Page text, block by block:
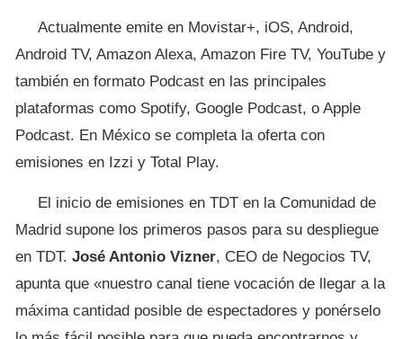
Actualmente emite en Movistar+, iOS, Android,
Android TV, Amazon Alexa, Amazon Fire TV, YouTube y
también en formato Podcast en las principales
plataformas como Spotify, Google Podcast, o Apple
Podcast. En México se completa la oferta con
emisiones en Izzi y Total Play.
El inicio de emisiones en TDT en la Comunidad de
Madrid supone los primeros pasos para su despliegue
en TDT. José Antonio Vizner, CEO de Negocios TV,
apunta que «nuestro canal tiene vocación de llegar a la
máxima cantidad posible de espectadores y ponérselo